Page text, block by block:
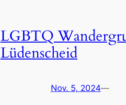
LGBTQ
Lüdenscheid
Nov. 5, 2024—